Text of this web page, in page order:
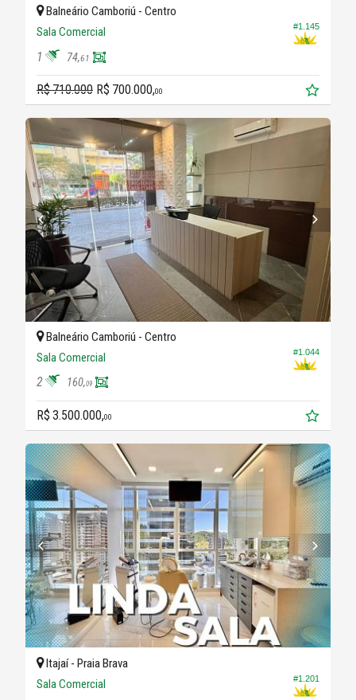
#1.145
Balneário Camboriú - Centro
Sala Comercial
1 74,61
R$ 710.000 R$ 700.000,00
#1.044
Balneário Camboriú - Centro
Sala Comercial
2 160,09
R$ 3.500.000,00
#1.201
Itajaí - Praia Brava
Sala Comercial